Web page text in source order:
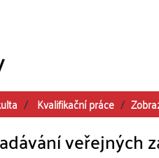
Kvalifikační práce
veřejných